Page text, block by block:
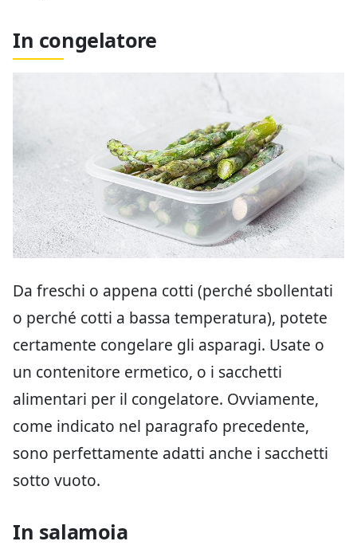
In congelatore
Da freschi o appena cotti (perché sbollentati
o perché cotti a bassa temperatura), potete
certamente congelare gli asparagi. Usate o
un contenitore ermetico, o i sacchetti
alimentari per il congelatore. Ovviamente,
come indicato nel paragrafo precedente,
sono perfettamente adatti anche i sacchetti
sotto vuoto.
In salamoia